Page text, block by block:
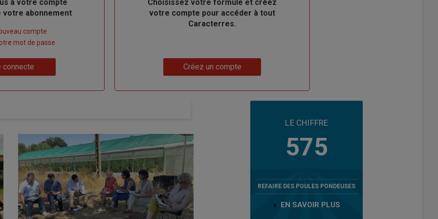
à votre compte
abonnement
compte
mot de passe
connecte
Body
Choisissez votre formule et créez
votre compte pour accéder à tout
Caracterres.
Créez un compte
LE CHIFFRE
575
REFAIRE DES POULES PONDEUSES
EN SAVOIR PLUS